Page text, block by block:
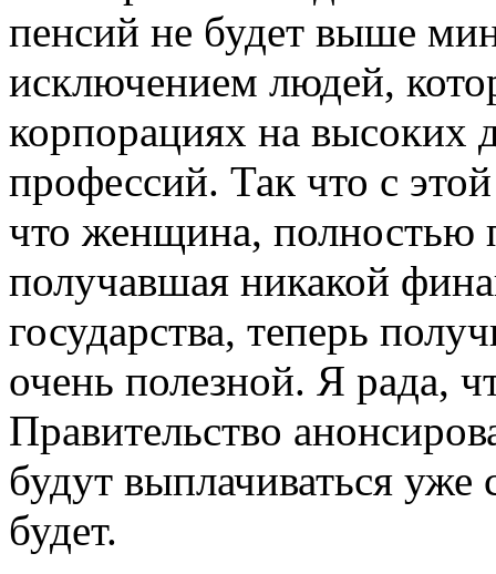
пенсий не будет выше
исключением людей,
корпорациях на высоких
профессий. Так что с
что женщина, полностью
получавшая никакой
государства, теперь
очень полезной. Я рада,
Правительство
будут выплачиваться
будет.